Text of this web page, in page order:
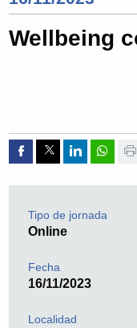
Wellbeing
Compartir porCompartir por
Tipo de jornada
Online
Fecha
16/11/2023
Localidad